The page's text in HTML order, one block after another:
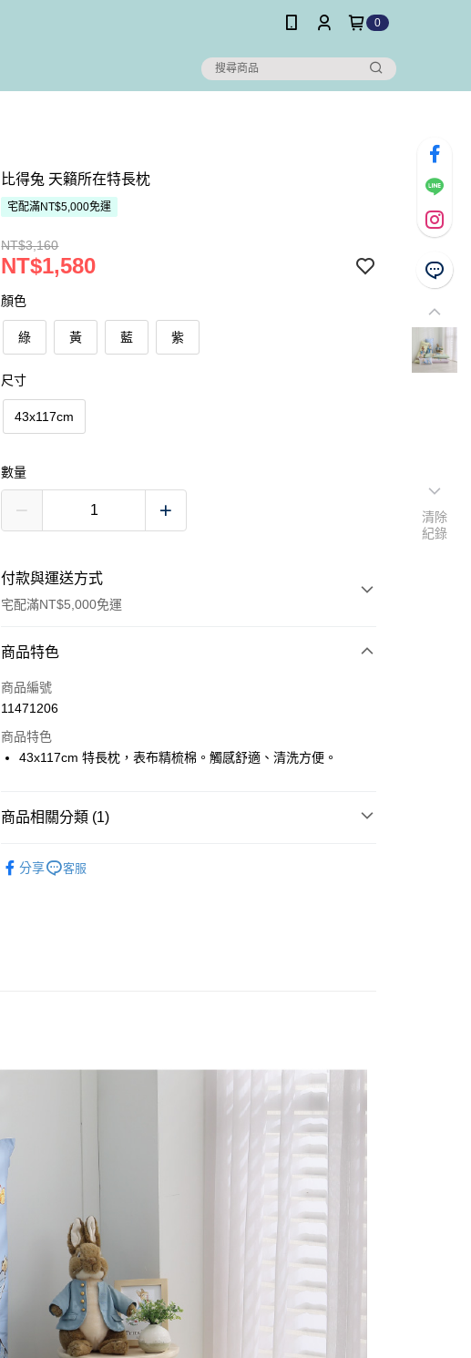
0
比得兔 天籟所在特長枕
宅配滿NT$5,000免運
NT$3,160
NT$1,580
顏色
綠 黃 藍 紫
尺寸
43x117cm
數量
付款與運送方式
宅配滿NT$5,000免運
付款方式
信用卡一次付款
新竹物流
商品特色
商品編號
11471206
商品特色
43x117cm 特長枕，表布精梳棉。觸感舒適、清洗方便。
商品相關分類 (1)
分享
客服
清除
紀錄